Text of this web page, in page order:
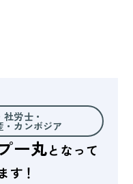
労士・
カンボジア
一丸となって
す！